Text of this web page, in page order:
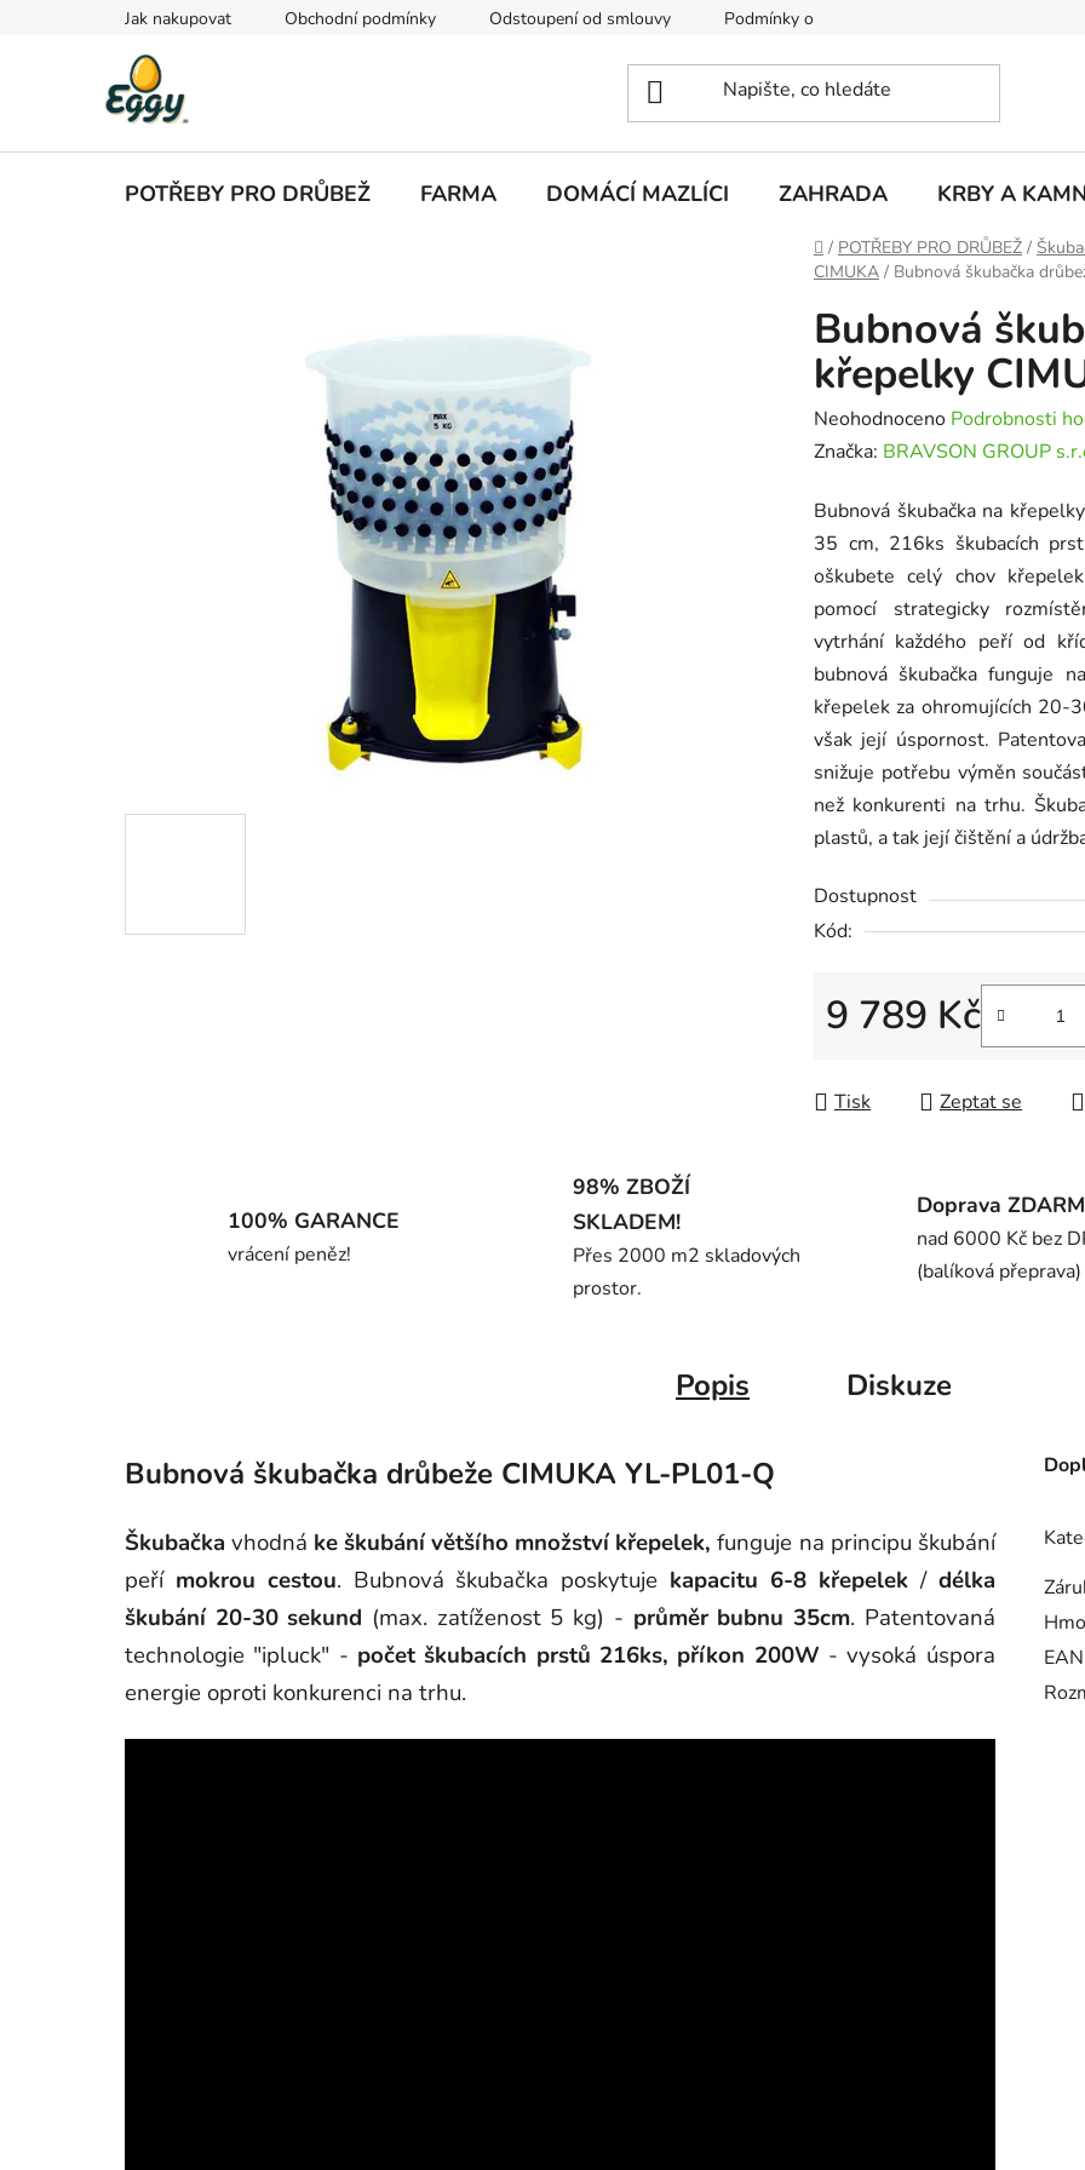
Jak nakupovat Obchodní podmínky Odstoupení od smlouvy Podmínky ochrany osobních údajů
POTŘEBY PRO DRŮBEŽ FARMA DOMÁCÍ MAZLÍCI ZAHRADA KRBY A
Domů
/ POTŘEBY PRO DRŮBEŽ /
CIMUKA / Bubnová škubačka
Bubnová
křepelky
Průměrné
hodnocení
je
0,0
z
5
hvězdiček.
Neohodnoceno Podrobnosti
Značka: BRAVSON GROUP
Bubnová škubačka na
35 cm, 216ks škubacích
oškubete celý chov
pomocí strategicky
vytrhání každého peří od
bubnová škubačka funguje
křepelek za ohromujících 20-
však její úspornost.
snižuje potřebu výměn
než konkurenti na trhu.
plastů, a tak její čištění a
Dostupnost
Kód:
9 789 Kč
Tisk
Zeptat se
100% GARANCE
vrácení peněz!
98% ZBOŽÍ
SKLADEM!
Přes 2000 m2 skladových
prostor.
Doprava
nad 6000 Kč bez
(balíková přeprava)
Popis Diskuze
Bubnová škubačka drůbeže CIMUKA YL-PL01-Q
Škubačka vhodná ke škubání většího množství křepelek, funguje na principu škubání
peří mokrou cestou. Bubnová škubačka poskytuje kapacitu 6-8 křepelek/ délka
škubání 20-30 sekund (max. zatíženost 5 kg) - průměr bubnu 35cm. Patentovaná
technologie "ipluck" - počet škubacích prstů 216ks, příkon 200W - vysoká úspora
energie oproti konkurenci na trhu.
EAN